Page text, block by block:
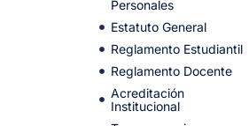
Personales
Estatuto General
Reglamento Estudiantil
Reglamento Docente
Acreditación
Institucional